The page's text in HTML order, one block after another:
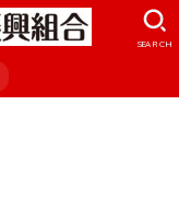
SEARCH